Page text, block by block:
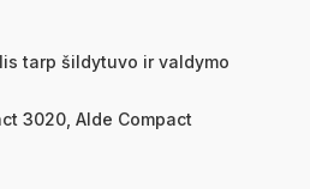
tarp šildytuvo ir valdymo
3020, Alde Compact